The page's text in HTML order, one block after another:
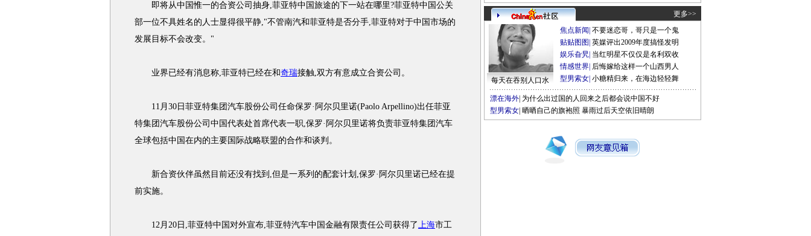
即将从中国惟一的合资公司抽身,菲亚特中国旅途的下一站在哪里?菲亚特中国公关
部一位不具姓名的人士显得很平静,"不管南汽和菲亚特是否分手,菲亚特对于中国市场的
发展目标不会改变。"
业界已经有消息称,菲亚特已经在和奇瑞接触,双方有意成立合资公司。
11月30日菲亚特集团汽车股份公司任命保罗·阿尔贝里诺(Paolo Arpellino)出任菲亚
特集团汽车股份公司中国代表处首席代表一职,保罗·阿尔贝里诺将负责菲亚特集团汽车
全球包括中国在内的主要国际战略联盟的合作和谈判。
新合资伙伴虽然目前还没有找到,但是一系列的配套计划,保罗·阿尔贝里诺已经在提
前实施。
12月20日,菲亚特中国对外宣布,菲亚特汽车中国金融有限责任公司获得了上海市工
更多>>
每天在吞别人口水
焦点新闻 不要迷恋哥，哥只是一个鬼
贴贴图图 英媒评出2009年度搞怪发明
娱乐旮旯 当红明星不仅仅是名利双收
情感世界 后悔嫁给这样一个山西男人
型男索女 小糖精归来，在海边轻轻舞
漂在海外 为什么出过国的人回来之后都会说中国不好
型男索女 晒晒自己的旗袍照 暴雨过后天空依旧晴朗